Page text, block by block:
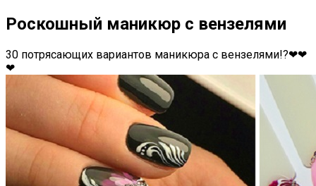
Роскошный маникюр с вензелями
30 потрясающих вариантов маникюра с вензелями!?❤❤
❤